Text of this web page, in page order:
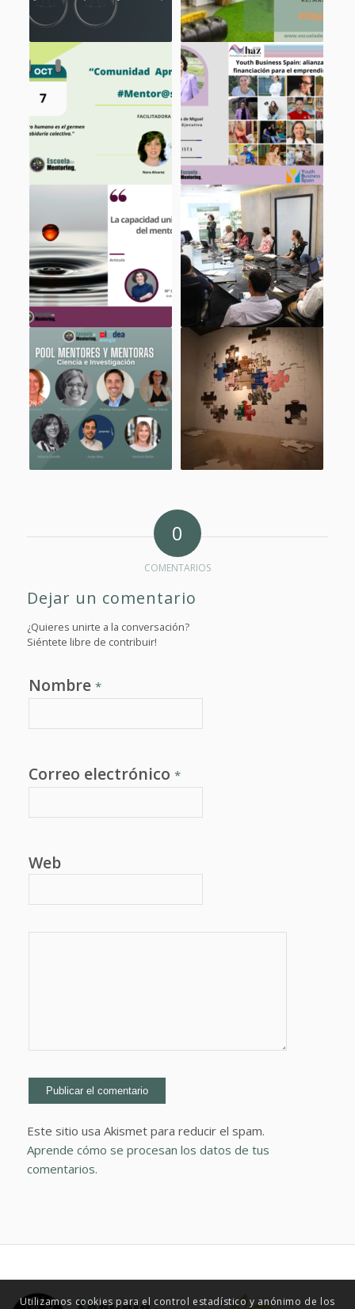
0
COMENTARIOS
Dejar un comentario
¿Quieres unirte a la conversación?
Siéntete libre de contribuir!
Nombre *
Correo electrónico *
Web
Este sitio usa Akismet para reducir el spam.
Aprende cómo se procesan los datos de tus
comentarios.
Utilizamos cookies para el control estadístico y anónimo de los